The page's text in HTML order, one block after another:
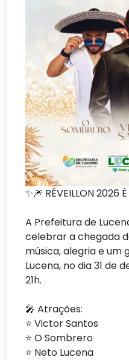
✨🎆 RÉVEILLON 2026
A Prefeitura de
celebrar a chegada
música, alegria e um
Lucena, no dia 31 de
21h.
🎤 Atrações:
⭐ Victor Santos
⭐ O Sombrero
⭐ Neto Lucena